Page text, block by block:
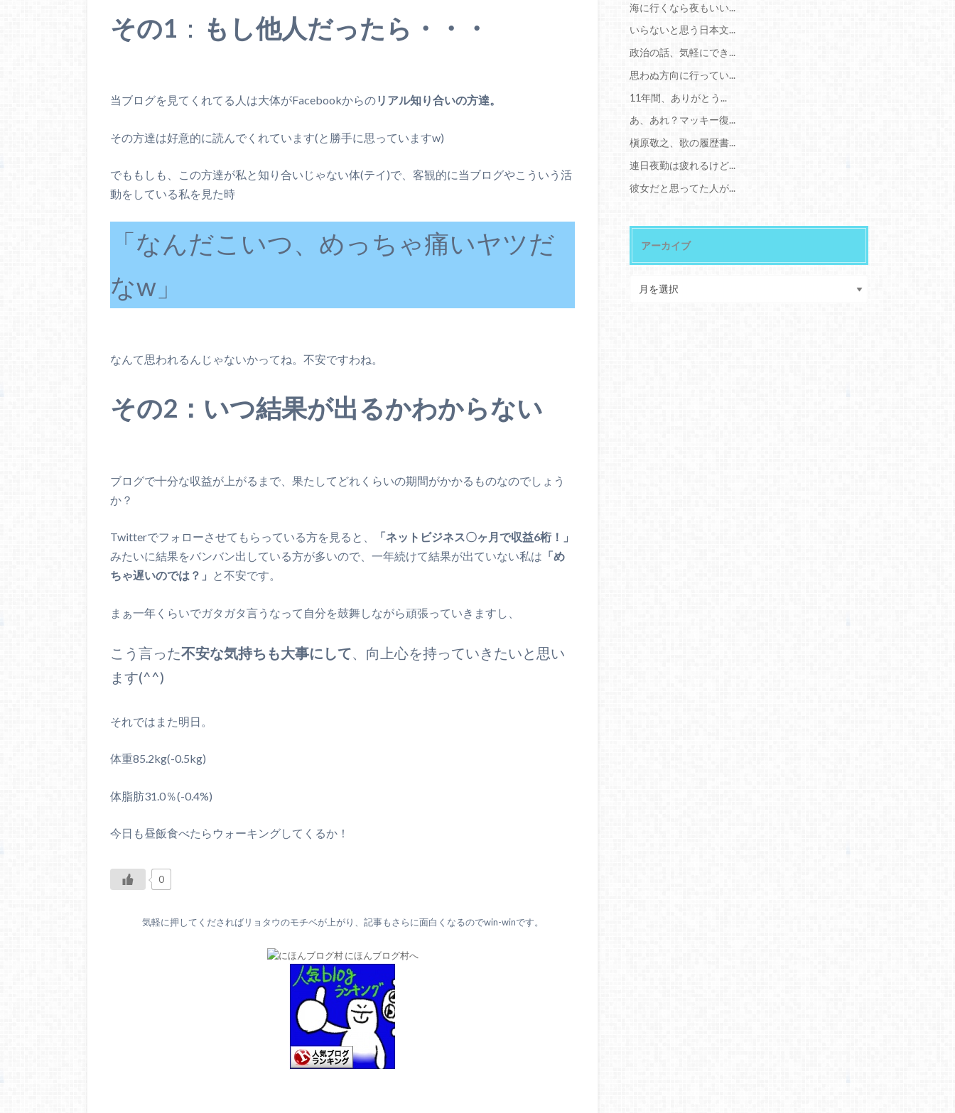
その1 ： もし他人だったら・・・
当ブログを見てくれてる人は大体がFacebookからのリアル知り合いの方達。
その方達は好意的に読んでくれています(と勝手に思っていますw)
でももしも、この方達が私と知り合いじゃない体(テイ)で、客観的に当ブログやこういう活
動をしている私を見た時
「なんだこいつ、めっちゃ痛いヤツだ
なw」
なんて思われるんじゃないかってね。不安ですわね。
その2：いつ結果が出るかわからない
ブログで十分な収益が上がるまで、果たしてどれくらいの期間がかかるものなのでしょう
か？
Twitterでフォローさせてもらっている方を見ると、
「ネットビジネス〇ヶ月で収益6桁！」
みたいに結果をバンバン出している方が多いので、一年続けて結果が出ていない私は 「め
ちゃ遅いのでは？」
と不安です。
まぁ一年くらいでガタガタ言うなって自分を鼓舞しながら頑張っていきますし、
こう言った不安な気持ちも大事にして 、向上心を持っていきたいと思い
ます(^^)
それではまた明日。
体重85.2kg(-0.5kg)
体脂肪31.0％(-0.4%)
今日も昼飯食べたらウォーキングしてくるか！
0
気軽に押してくださればリョタウのモチベが上がり、記事もさらに面白くなるのでwin-winです。
海に行くなら夜もいい...
いらないと思う日本文...
政治の話、気軽にでき...
思わぬ方向に行ってい...
11年間、ありがとう...
あ、あれ？マッキー復...
槇原敬之、歌の履歴書...
連日夜勤は疲れるけど...
彼女だと思ってた人が...
アーカイブ